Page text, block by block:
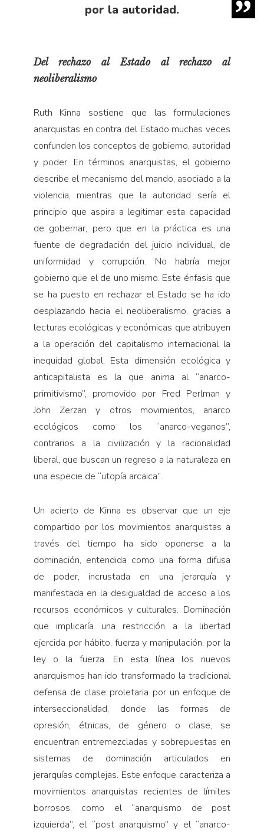
por la autoridad.
Del rechazo al Estado al rechazo al
neoliberalismo
Ruth Kinna sostiene que las formulaciones
anarquistas en contra del Estado muchas veces
confunden los conceptos de gobierno, autoridad
y poder. En términos anarquistas, el gobierno
describe el mecanismo del mando, asociado a la
violencia, mientras que la autoridad sería el
principio que aspira a legitimar esta capacidad
de gobernar, pero que en la práctica es una
fuente de degradación del juicio individual, de
uniformidad y corrupción. No habría mejor
gobierno que el de uno mismo. Este énfasis que
se ha puesto en rechazar el Estado se ha ido
desplazando hacia el neoliberalismo, gracias a
lecturas ecológicas y económicas que atribuyen
a la operación del capitalismo internacional la
inequidad global. Esta dimensión ecológica y
anticapitalista es la que anima al “anarco-
primitivismo”, promovido por Fred Perlman y
John Zerzan y otros movimientos, anarco
ecológicos como los “anarco-veganos”,
contrarios a la civilización y la racionalidad
liberal, que buscan un regreso a la naturaleza en
una especie de “utopía arcaica”.
Un acierto de Kinna es observar que un eje
compartido por los movimientos anarquistas a
través del tiempo ha sido oponerse a la
dominación, entendida como una forma difusa
de poder, incrustada en una jerarquía y
manifestada en la desigualdad de acceso a los
recursos económicos y culturales. Dominación
que implicaría una restricción a la libertad
ejercida por hábito, fuerza y manipulación, por la
ley o la fuerza. En esta línea los nuevos
anarquismos han ido transformado la tradicional
defensa de clase proletaria por un enfoque de
interseccionalidad, donde las formas de
opresión, étnicas, de género o clase, se
encuentran entremezcladas y sobrepuestas en
sistemas de dominación articulados en
jerarquías complejas. Este enfoque caracteriza a
movimientos anarquistas recientes de límites
borrosos, como el “anarquismo de post
izquierda”, el “post anarquismo” y el “anarco-